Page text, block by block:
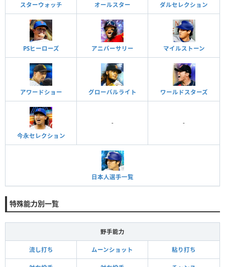
スターウォッチ オールスター ダルセレクション
PSヒーローズ アニバーサリー マイルストーン
アワードショー グローバルライト ワールドスターズ
今永セレクション
- -
日本人選手一覧
特殊能力別一覧
野手能力
流し打ち ムーンショット 粘り打ち